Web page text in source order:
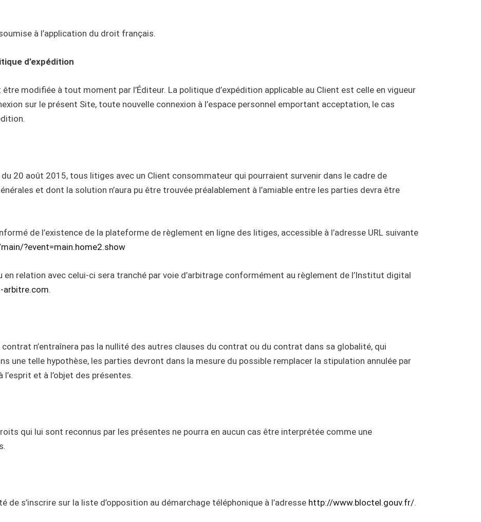
à l’application du droit français.
d’expédition
modifiée à tout moment par l’Éditeur. La politique d’expédition applicable au Client est celle en vigueur
sur le présent Site, toute nouvelle connexion à l’espace personnel emportant acceptation, le cas
du 20 août 2015, tous litiges avec un Client consommateur qui pourraient survenir dans le cadre de
et dont la solution n’aura pu être trouvée préalablement à l’amiable entre les parties devra être
de l’existence de la plateforme de règlement en ligne des litiges, accessible à l’adresse URL suivante
?event=main.home2.show
relation avec celui-ci sera tranché par voie d’arbitrage conformément au règlement de l’Institut digital
arbitre.com.
contrat n’entraînera pas la nullité des autres clauses du contrat ou du contrat dans sa globalité, qui
une telle hypothèse, les parties devront dans la mesure du possible remplacer la stipulation annulée par
et à l’objet des présentes.
qui lui sont reconnus par les présentes ne pourra en aucun cas être interprétée comme une
de s’inscrire sur la liste d’opposition au démarchage téléphonique à l’adresse http://www.bloctel.gouv.fr/.